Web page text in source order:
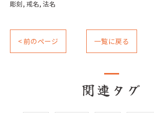
彫刻 戒名 法名
< 前のページ 一覧に戻る
関連タグ